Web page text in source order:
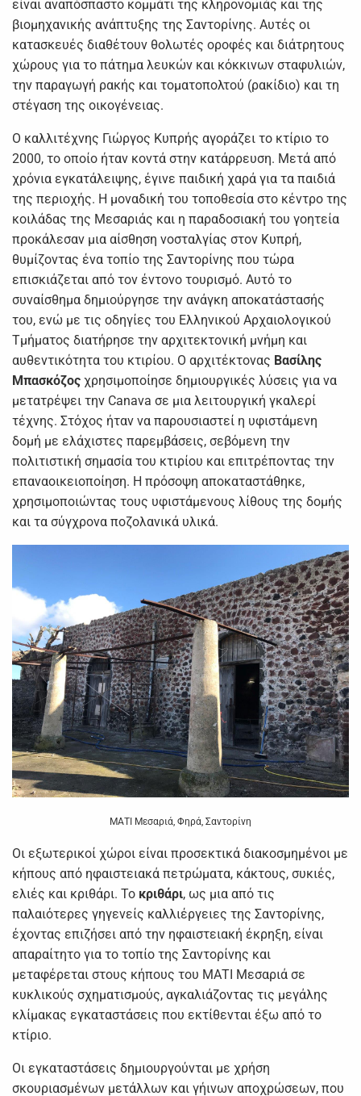
είναι αναπόσπαστο κομμάτι της κληρονομιάς και της
βιομηχανικής ανάπτυξης της Σαντορίνης. Αυτές οι
κατασκευές διαθέτουν θολωτές οροφές και διάτρητους
χώρους για το πάτημα λευκών και κόκκινων σταφυλιών,
την παραγωγή ρακής και τοματοπολτού (ρακίδιο) και τη
στέγαση της οικογένειας.
Ο καλλιτέχνης Γιώργος Κυπρής αγοράζει το κτίριο το
2000, το οποίο ήταν κοντά στην κατάρρευση. Μετά από
χρόνια εγκατάλειψης, έγινε παιδική χαρά για τα παιδιά
της περιοχής. Η μοναδική του τοποθεσία στο κέντρο της
κοιλάδας της Μεσαριάς και η παραδοσιακή του γοητεία
προκάλεσαν μια αίσθηση νοσταλγίας στον Κυπρή,
θυμίζοντας ένα τοπίο της Σαντορίνης που τώρα
επισκιάζεται από τον έντονο τουρισμό. Αυτό το
συναίσθημα δημιούργησε την ανάγκη αποκατάστασής
του, ενώ με τις οδηγίες του Ελληνικού Αρχαιολογικού
Τμήματος διατήρησε την αρχιτεκτονική μνήμη και
αυθεντικότητα του κτιρίου. Ο αρχιτέκτονας Βασίλης
Μπασκόζος χρησιμοποίησε δημιουργικές λύσεις για να
μετατρέψει την Canava σε μια λειτουργική γκαλερί
τέχνης. Στόχος ήταν να παρουσιαστεί η υφιστάμενη
δομή με ελάχιστες παρεμβάσεις, σεβόμενη την
πολιτιστική σημασία του κτιρίου και επιτρέποντας την
επαναοικειοποίηση. Η πρόσοψη αποκαταστάθηκε,
χρησιμοποιώντας τους υφιστάμενους λίθους της δομής
και τα σύγχρονα ποζολανικά υλικά.
ΜΑΤΙ Μεσαριά, Φηρά, Σαντορίνη
Οι εξωτερικοί χώροι είναι προσεκτικά διακοσμημένοι με
κήπους από ηφαιστειακά πετρώματα, κάκτους, συκιές,
ελιές και κριθάρι. Το κριθάρι, ως μια από τις
παλαιότερες γηγενείς καλλιέργειες της Σαντορίνης,
έχοντας επιζήσει από την ηφαιστειακή έκρηξη, είναι
απαραίτητο για το τοπίο της Σαντορίνης και
μεταφέρεται στους κήπους του ΜΑΤΙ Μεσαριά σε
κυκλικούς σχηματισμούς, αγκαλιάζοντας τις μεγάλης
κλίμακας εγκαταστάσεις που εκτίθενται έξω από το
κτίριο.
Οι εγκαταστάσεις δημιουργούνται με χρήση
σκουριασμένων μετάλλων και γήινων αποχρώσεων, που